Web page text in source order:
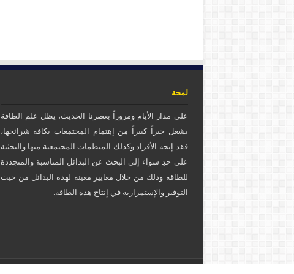
لمحة
على مدار الأيام ومروراً بعصرنا الحديث، يظل علم الطاقة
يشغل حيزاً كبيراً من إهتمام المجتمعات بكافة شرائحها،
فقد إتجه الأفراد وكذلك المنظمات المجتمعية منها والبحثية
على حدِ سواء إلى البحث عن البدائل المناسبة والمتجددة
للطاقة وذلك من خلال معايير معينة لهذه البدائل من حيث
التوفير والإستمرارية في إنتاج هذه الطاقة.